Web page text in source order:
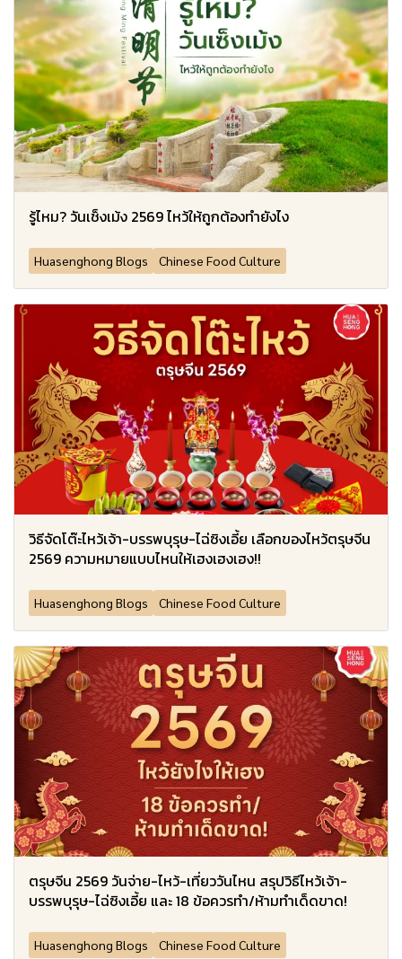
รู้ไหม? วันเช็งเม้ง 2569 ไหว้ให้ถูกต้องทำยังไง
Huasenghong Blogs Chinese Food Culture
วิธีจัดโต๊ะไหว้เจ้า-บรรพบุรุษ-ไฉ่ซิงเอี้ย เลือกของไหว้ตรุษจีน
2569 ความหมายแบบไหนให้เฮงเฮงเฮง!!
Huasenghong Blogs Chinese Food Culture
ตรุษจีน 2569 วันจ่าย-ไหว้-เที่ยววันไหน สรุปวิธีไหว้เจ้า-
บรรพบุรุษ-ไฉ่ซิงเอี้ย และ 18 ข้อควรทำ/ห้ามทำเด็ดขาด!
Huasenghong Blogs Chinese Food Culture